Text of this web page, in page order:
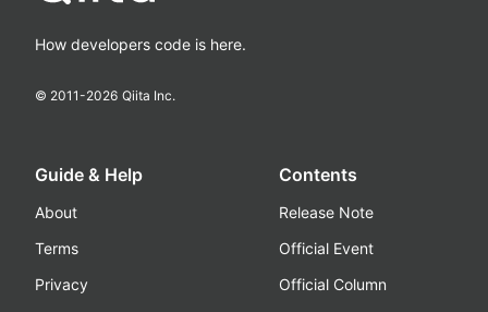
How developers code is here.
© 2011-2026 Qiita Inc.
Guide & Help
About
Terms
Privacy
Contents
Release Note
Official Event
Official Column